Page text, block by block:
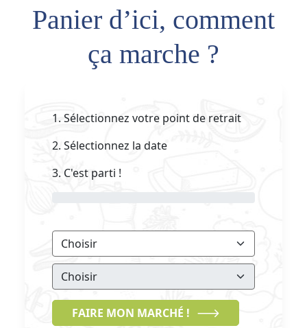
Panier d’ici, comment
ça marche ?
1. Sélectionnez votre point de retrait
2. Sélectionnez la date
3. C'est parti !
FAIRE MON MARCHÉ !